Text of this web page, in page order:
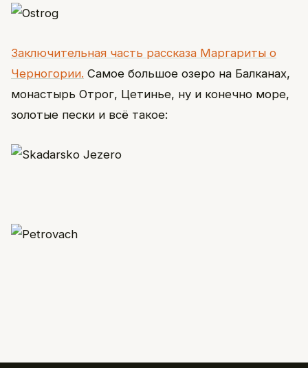
Заключительная часть рассказа Маргариты о
Черногории. Самое большое озеро на Балканах,
монастырь Отрог, Цетинье, ну и конечно море,
золотые пески и всё такое: